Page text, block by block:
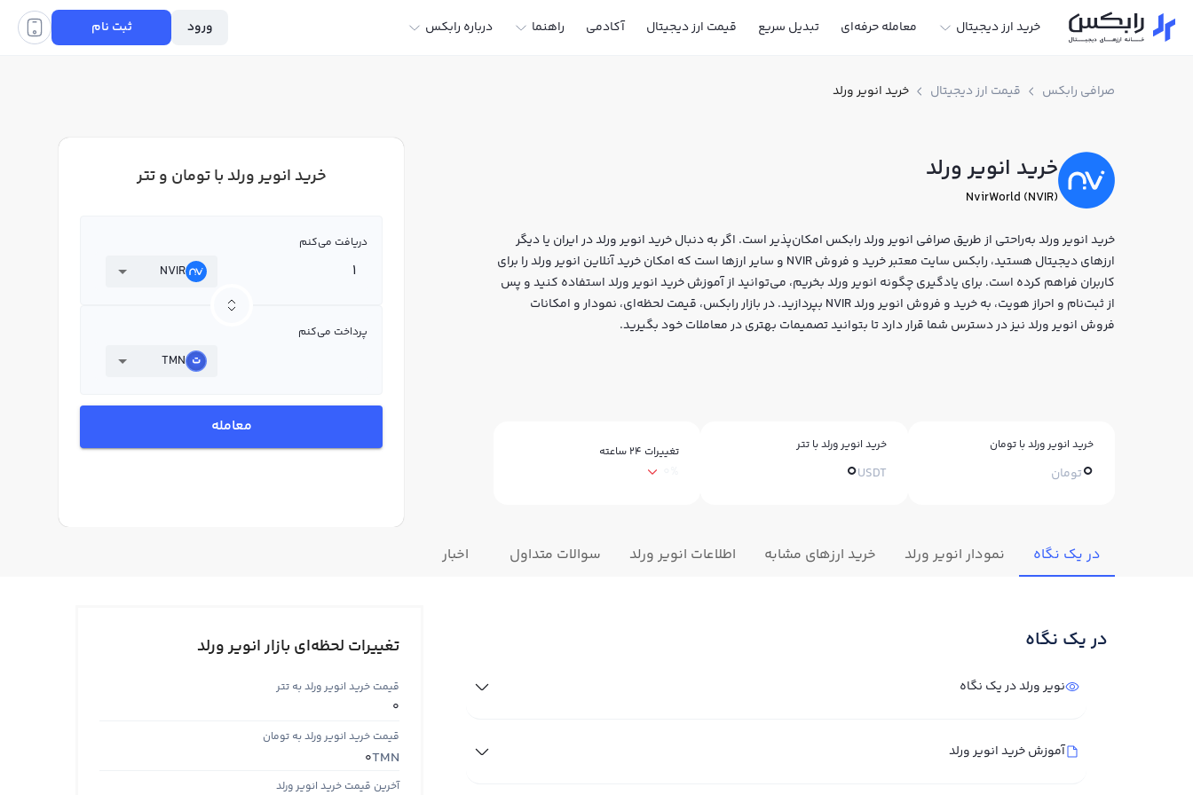
خرید ارز دیجیتال معامله حرفه‌ای تبدیل سریع قیمت ارز دیجیتال آکادمی راهنما درباره رابکس ورود ثبت نام
صرافی رابکس قیمت ارز دیجیتال خرید انویر ورلد
خرید انویر ورلد
NvirWorld (NVIR)
خرید انویر ورلد به‌راحتی از طریق صرافی انویر ورلد رابکس امکان‌پذیر است. اگر به دنبال خرید انویر ورلد در ایران یا دیگر
ارزهای دیجیتال هستید، رابکس سایت معتبر خرید و فروش NVIR و سایر ارزها است که امکان خرید آنلاین انویر ورلد را برای
کاربران فراهم کرده است. برای یادگیری چگونه انویر ورلد بخریم، می‌توانید از آموزش خرید انویر ورلد استفاده کنید و پس
از ثبت‌نام و احراز هویت، به خرید و فروش انویر ورلد NVIR بپردازید. در بازار رابکس، قیمت لحظه‌ای، نمودار و امکانات
فروش انویر ورلد نیز در دسترس شما قرار دارد تا بتوانید تصمیمات بهتری در معاملات خود بگیرید.
خرید انویر ورلد با تومان
0تومان
خرید انویر ورلد با تتر
0USDT
تغییرات ۲۴ ساعته
خرید انویر ورلد با تومان و تتر
دریافت می‌کنم
NVIR
پرداخت می‌کنم
TMN
معامله
در یک نگاه نمودار انویر ورلد خرید ارزهای مشابه اطلاعات انویر ورلد سوالات متداول اخبار
در یک نگاه
نویر ورلد در یک نگاه
آموزش خرید انویر ورلد
تغییرات لحظه‌ای بازار انویر ورلد
قیمت خرید انویر ورلد به تتر
0
قیمت خرید انویر ورلد به تومان
TMN
0
آخرین قیمت خرید انویر ورلد